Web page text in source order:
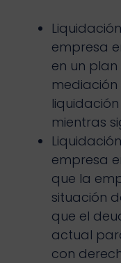
empresa
en un
mediación
mientras
empresa
que la
situación
que el
actual
con